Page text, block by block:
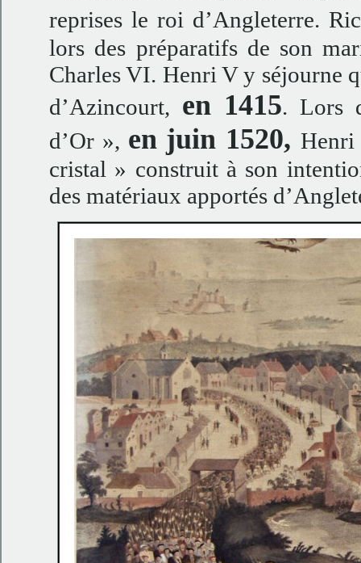
reprises le roi d’Angleterre.
lors des préparatifs de son
Charles VI. Henri V y séjourne
d’Azincourt, en 1415. Lors
d’Or », en juin 1520, Henri
cristal » construit à son
des matériaux apportés